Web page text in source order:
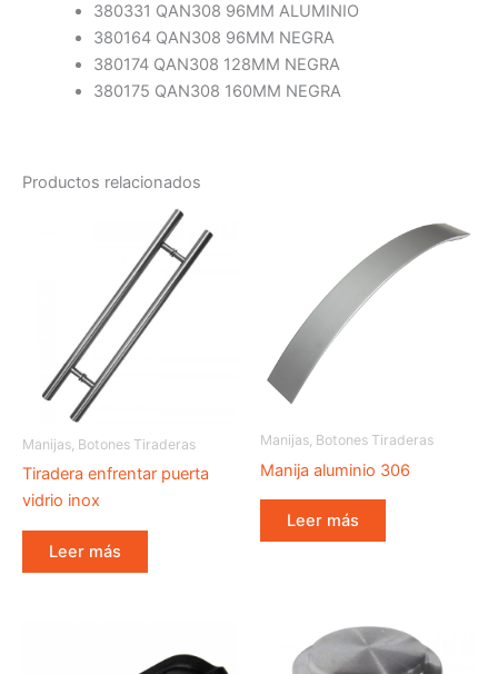
380331 QAN308 96MM ALUMINIO
380164 QAN308 96MM NEGRA
380174 QAN308 128MM NEGRA
380175 QAN308 160MM NEGRA
Productos relacionados
Manijas, Botones Tiraderas
Tiradera enfrentar puerta
vidrio inox
Leer más
Manijas, Botones Tiraderas
Manija aluminio 306
Leer más